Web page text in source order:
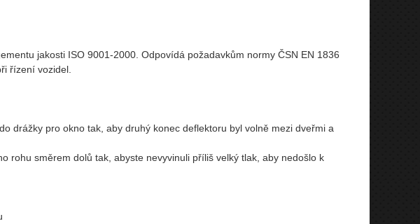
jakosti ISO 9001-2000. Odpovídá požadavkům normy ČSN EN 1836
řízení vozidel.
drážky pro okno tak, aby druhý konec deflektoru byl volně mezi dveřmi a
rohu směrem dolů tak, abyste nevyvinuli příliš velký tlak, aby nedošlo k